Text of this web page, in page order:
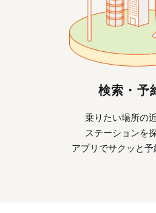
検索・予
乗りたい場所の
ステーションを
アプリでサクッと予